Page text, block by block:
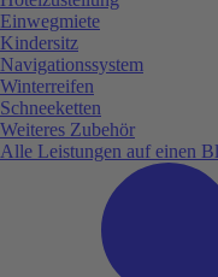
Einwegmiete
Kindersitz
Navigationssystem
Winterreifen
Schneeketten
Weiteres Zubehör
Alle Leistungen auf einen